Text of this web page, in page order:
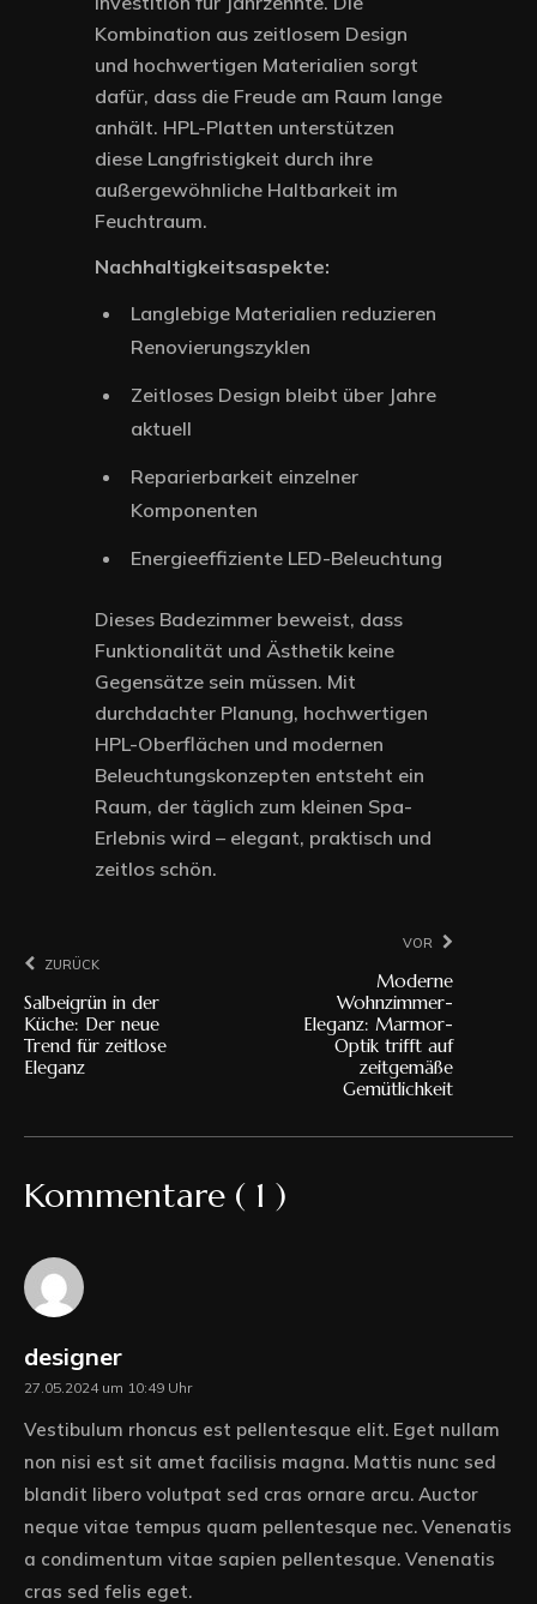
Kombination aus zeitlosem Design
und hochwertigen Materialien sorgt
dafür, dass die Freude am Raum lange
anhält. HPL-Platten unterstützen
diese Langfristigkeit durch ihre
außergewöhnliche Haltbarkeit im
Feuchtraum.
Nachhaltigkeitsaspekte:
Langlebige Materialien reduzieren
Renovierungszyklen
Zeitloses Design bleibt über Jahre
aktuell
Reparierbarkeit einzelner
Komponenten
Energieeffiziente LED-Beleuchtung
Dieses Badezimmer beweist, dass
Funktionalität und Ästhetik keine
Gegensätze sein müssen. Mit
durchdachter Planung, hochwertigen
HPL-Oberflächen und modernen
Beleuchtungskonzepten entsteht ein
Raum, der täglich zum kleinen Spa-
Erlebnis wird – elegant, praktisch und
zeitlos schön.
Zurück
Salbeigrün in der
Küche: Der neue
Trend für zeitlose
Eleganz
Vor
Moderne
Wohnzimmer-
Eleganz: Marmor-
Optik trifft auf
zeitgemäße
Gemütlichkeit
Kommentare ( 1 )
designer
27.05.2024 um 10:49 Uhr
Vestibulum rhoncus est pellentesque elit. Eget nullam
non nisi est sit amet facilisis magna. Mattis nunc sed
blandit libero volutpat sed cras ornare arcu. Auctor
neque vitae tempus quam pellentesque nec. Venenatis
a condimentum vitae sapien pellentesque. Venenatis
cras sed felis eget.